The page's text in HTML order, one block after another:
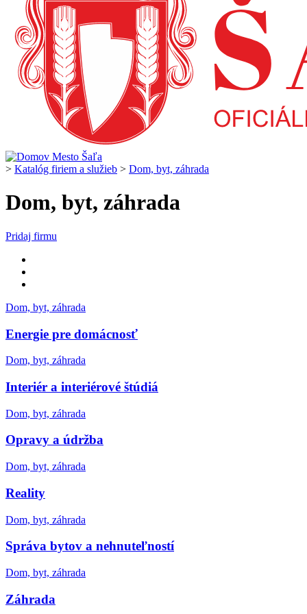
> Katalóg firiem a služieb > Dom, byt, záhrada
Dom, byt, záhrada
Pridaj firmu
Dom, byt, záhrada
Energie pre domácnosť
Dom, byt, záhrada
Interiér a interiérové štúdiá
Dom, byt, záhrada
Opravy a údržba
Dom, byt, záhrada
Reality
Dom, byt, záhrada
Správa bytov a nehnuteľností
Dom, byt, záhrada
Záhrada